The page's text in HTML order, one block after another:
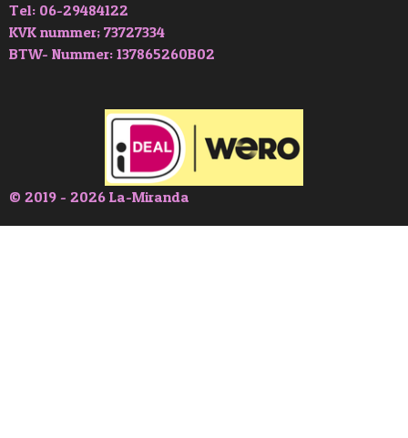
Tel: 06-29484122
KVK nummer; 73727334
BTW- Nummer: 137865260B02
© 2019 - 2026 La-Miranda